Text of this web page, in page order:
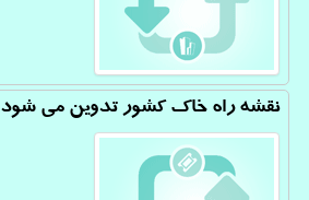
نقشه راه خاک کشور تدوین می شود